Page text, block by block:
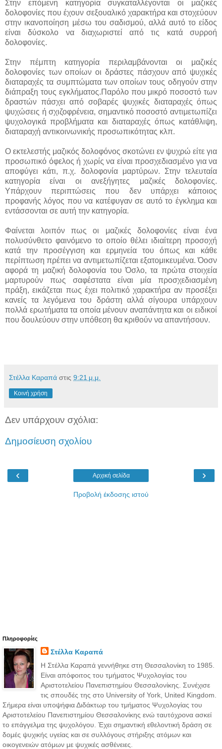
Στην επόμενη κατηγορία συγκαταλλέγονται οι μαζικές
δολοφονίες που έχουν σεξουαλικό χαρακτήρα και στοχεύουν
στην ικανοποίηση μέσω του σαδισμού, αλλά αυτό το είδος
είναι δύσκολο να διαχωριστεί από τις κατά συρροή
δολοφονίες.
Στην πέμπτη κατηγορία περιλαμβάνονται οι μαζικές
δολοφονίες των οποίων οι δράστες πάσχουν από ψυχικές
διαταραχές τα συμπτώματα των οποίων τους οδηγούν στην
διάπραξη τους εγκλήματος.Παρόλο που μικρό ποσοστό των
δραστών πάσχει από σοβαρές ψυχικές διαταραχές όπως
ψυχώσεις ή σχιζοφρένεια, σημαντικό ποσοστό αντιμετωπίζει
ψυχολογικά προβλήματα και διαταραχές όπως κατάθλιψη,
διαταραχή αντικοινωνικής προσωπικότητας κλπ.
Ο εκτελεστής μαζικός δολοφόνος σκοτώνει εν ψυχρώ είτε για
προσωπικό όφελος ή χωρίς να είναι προσχεδιασμένο για να
αποφύγει κάτι, π.χ. δολοφονία μαρτύρων. Στην τελευταία
κατηγορία είναι οι ανεξήγητες μαζικές δολοφονίες.
Υπάρχουν περιπτώσεις που δεν υπάρχει κάποιος
προφανής λόγος που να κατέφυγαν σε αυτό το έγκλημα και
εντάσσονται σε αυτή την κατηγορία.
Φαίνεται λοιπόν πως οι μαζικές δολοφονίες είναι ένα
πολυσύνθετο φαινόμενο το οποίο θέλει ιδιαίτερη προσοχή
κατά την προσέγγιση και ερμηνεία του όπως και κάθε
περίπτωση πρέπει να αντιμετωπίζεται εξατομικευμένα. Όοσν
αφορά τη μαζική δολοφονία του Όσλο, τα πρώτα στοιχεία
μαρτυρούν πως σαφέστατα είναι μία προσχεδιασμένη
πράξη, εικάζεται πως έχει πολιτικό χαρακτήρα αν προσέξει
κανείς τα λεγόμενα του δράστη αλλά σίγουρα υπάρχουν
πολλά ερωτήματα τα οποία μένουν αναπάντητα και οι ειδικοί
που δουλεύουν στην υπόθεση θα κριθούν να απαντήσουν.
Στέλλα Καραπά στις 9:21 μ.μ.
Κοινή χρήση
Δεν υπάρχουν σχόλια:
Δημοσίευση σχολίου
‹ ›
Αρχική σελίδα
Προβολή έκδοσης ιστού
Πληροφορίες
Στέλλα Καραπά
Η Στέλλα Καραπά γεννήθηκε στη Θεσσαλονίκη το 1985.
Είναι απόφοιτος του τμήματος Ψυχολογίας του
Αριστοτελείου Πανεπιστημίου Θεσσαλονίκης. Συνέχισε
τις σπουδές της στο University of York, United Kingdom.
Σήμερα είναι υποψήφια Διδάκτωρ του τμήματος Ψυχολογίας του
Αριστοτελείου Πανεπιστημίου Θεσσαλονίκης ενώ ταυτόχρονα ασκεί
το επάγγελμα της ψυχολόγου. Έχει σημαντική εθελοντική δράση σε
δομές ψυχικής υγείας και σε συλλόγους στήριξης ατόμων και
οικογενειών ατόμων με ψυχικές ασθένειες.